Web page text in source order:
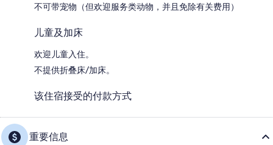
不可带宠物（但欢迎服务类动物，并且免除有关费用）
儿童及加床
欢迎儿童入住。
不提供折叠床/加床。
该住宿接受的付款方式
重要信息